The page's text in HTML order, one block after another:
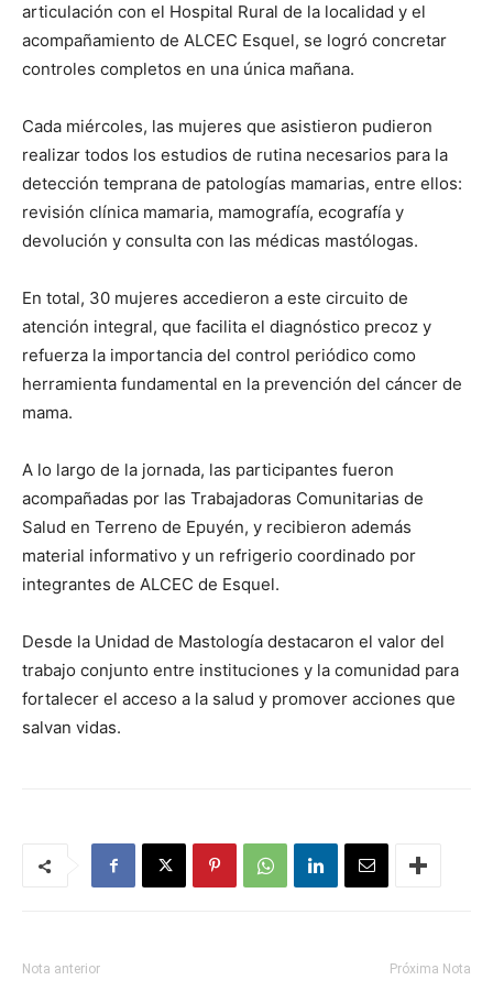
articulación con el Hospital Rural de la localidad y el
acompañamiento de ALCEC Esquel, se logró concretar
controles completos en una única mañana.
Cada miércoles, las mujeres que asistieron pudieron
realizar todos los estudios de rutina necesarios para la
detección temprana de patologías mamarias, entre ellos:
revisión clínica mamaria, mamografía, ecografía y
devolución y consulta con las médicas mastólogas.
En total, 30 mujeres accedieron a este circuito de
atención integral, que facilita el diagnóstico precoz y
refuerza la importancia del control periódico como
herramienta fundamental en la prevención del cáncer de
mama.
A lo largo de la jornada, las participantes fueron
acompañadas por las Trabajadoras Comunitarias de
Salud en Terreno de Epuyén, y recibieron además
material informativo y un refrigerio coordinado por
integrantes de ALCEC de Esquel.
Desde la Unidad de Mastología destacaron el valor del
trabajo conjunto entre instituciones y la comunidad para
fortalecer el acceso a la salud y promover acciones que
salvan vidas.
Nota anterior Próxima Nota